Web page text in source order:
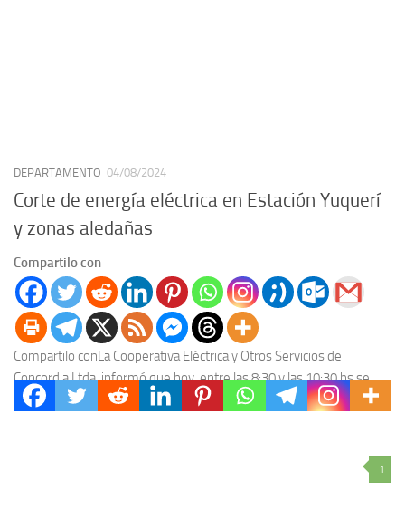
DEPARTAMENTO 04/08/2024
Corte de energía eléctrica en Estación Yuquerí
y zonas aledañas
Compartilo con
Compartilo conLa Cooperativa Eléctrica y Otros Servicios de
Concordia Ltda. informó que hoy, entre las 8:30 y las 10:30 hs se
producirá un corte de...
1